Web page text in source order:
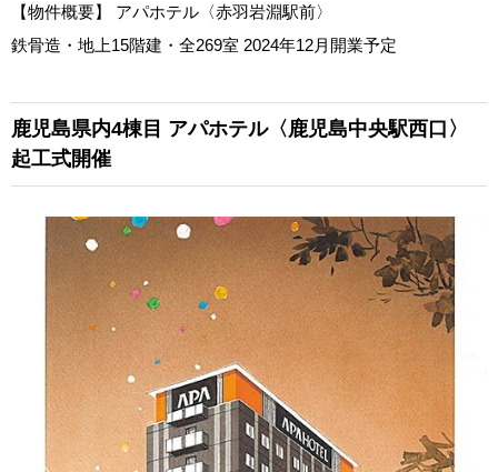
【物件概要】 アパホテル〈赤羽岩淵駅前〉
鉄骨造・地上15階建・全269室 2024年12月開業予定
鹿児島県内4棟目 アパホテル〈鹿児島中央駅西口〉
起工式開催